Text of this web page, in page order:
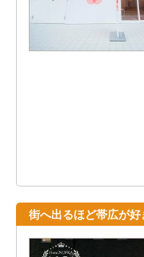
街へ出るほど帯広が好